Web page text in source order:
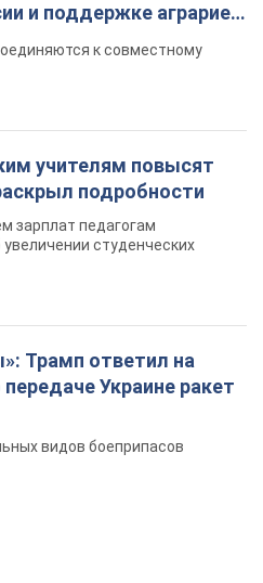
и поддержке аграриев.
к совместному
учителям повысят
подробности
зарплат педагогам
студенческих
Трамп ответил на
Украине ракет
видов боеприпасов